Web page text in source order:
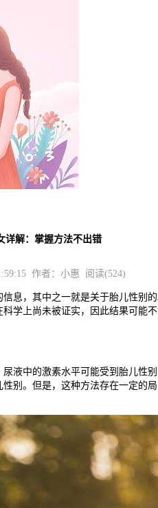
详解：掌握方法不出错
作者：小惠 阅读(524)
，其中之一就是关于胎儿性别
学上尚未被证实，因此结果可能
中的激素水平可能受到胎儿性
别。但是，这种方法存在一定的